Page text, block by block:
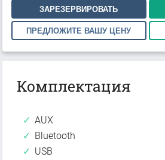
ЗАРЕЗЕРВИРОВАТЬ
ПРЕДЛОЖИТЕ ВАШУ ЦЕНУ
Комплектация
AUX
Bluetooth
USB